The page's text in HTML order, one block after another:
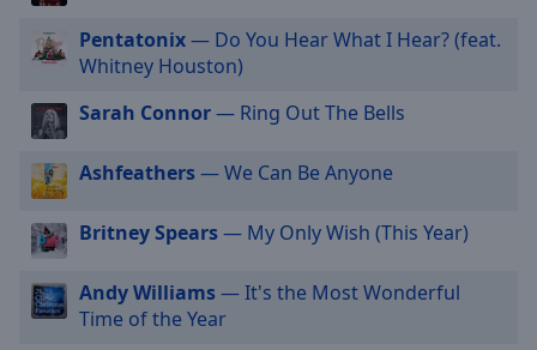
cancel
close
window.
Text
Color
Pentatonix— Do You Hear What I Hear? (feat.
Whitney Houston)
Sarah Connor— Ring Out The Bells
Ashfeathers— We Can Be Anyone
Britney Spears— My Only Wish (This Year)
Andy Williams— It's the Most Wonderful
Time of the Year